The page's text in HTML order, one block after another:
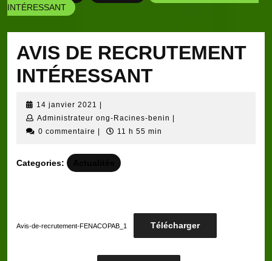
INTÉRESSANT
AVIS DE RECRUTEMENT
INTÉRESSANT
14 janvier 2021 14
janvier
2021
Administrateur ong-Racines-benin Administrateur
0 commentaire
11 h 55 min
Categories:
Avis-de-recrutement-FENACOPAB_1 Télécharger